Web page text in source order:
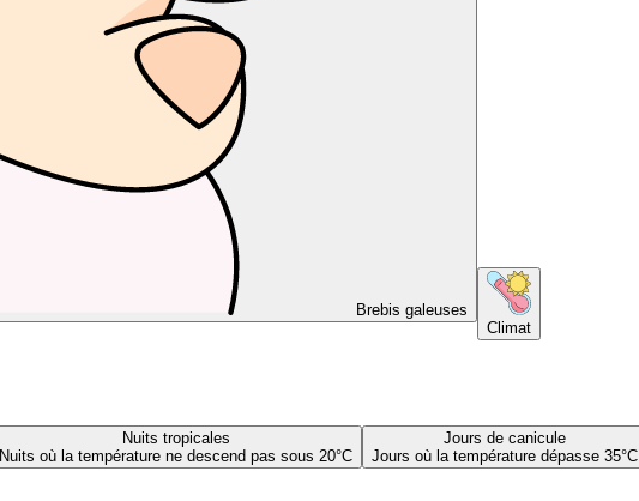
Brebis galeuses
Climat
Nuits tropicales
Nuits où la température ne descend pas sous 20°C
Jours de canicule
Jours où la température dépasse 35°C